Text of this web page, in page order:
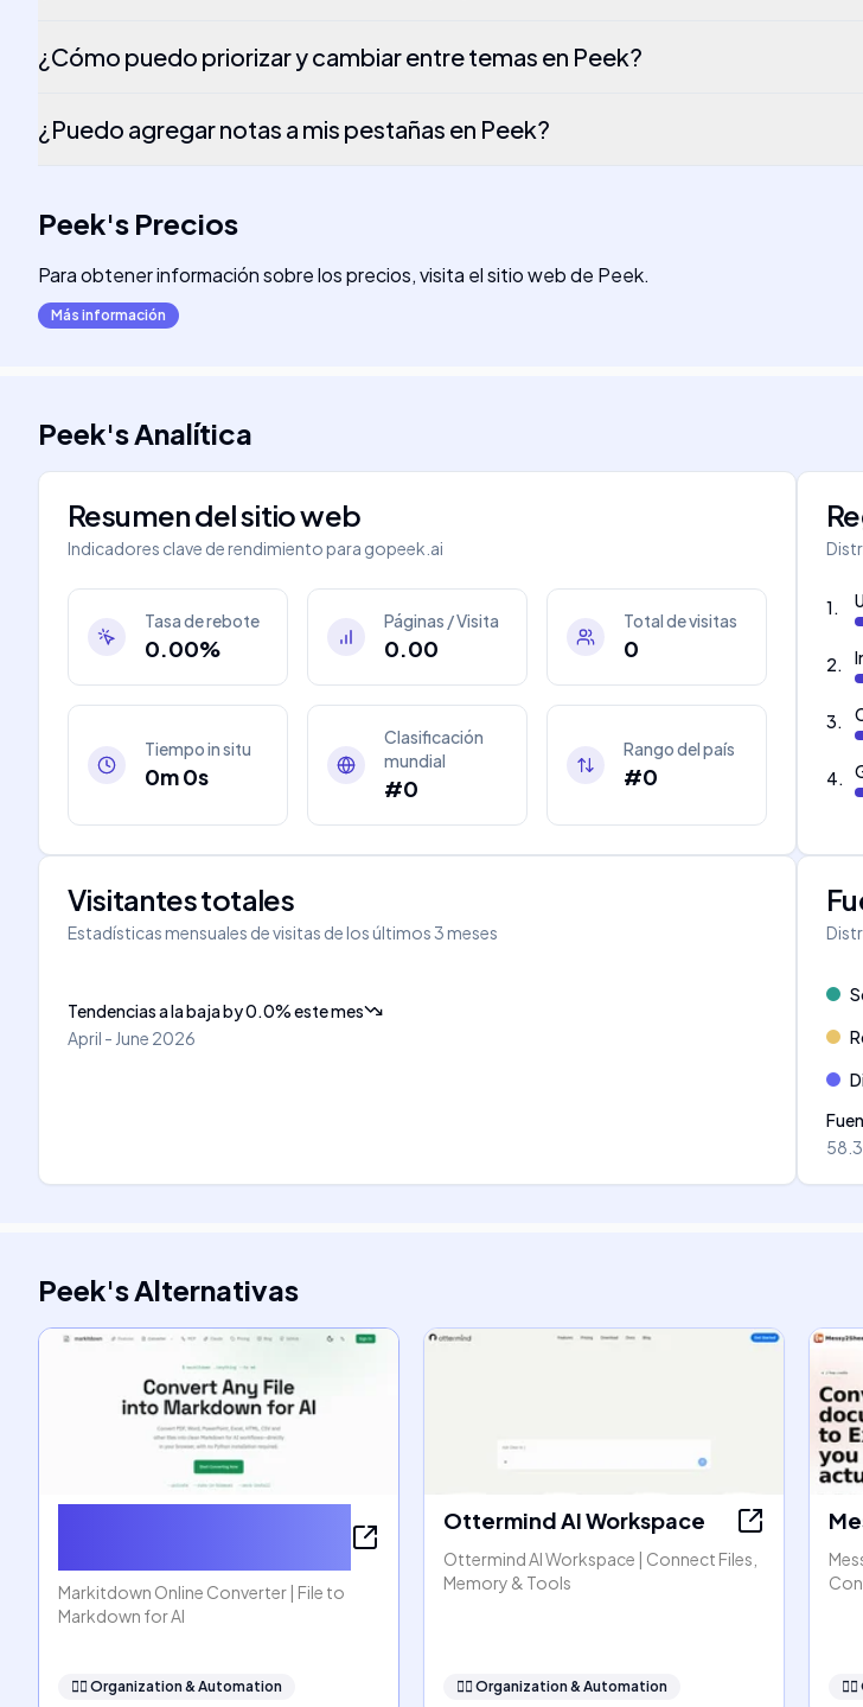
¿Cómo puedo priorizar y cambiar entre temas en Peek?
¿Puedo agregar notas a mis pestañas en Peek?
Peek's Precios
Para obtener información sobre los precios, visita el sitio web de Peek.
Más información
Peek'sAnalítica
Resumen del sitio web
Indicadores clave de rendimiento para gopeek.ai
Tasa de rebote
0.00%
Páginas / Visita
0.00
Total de visitas
0
Tiempo in situ
0m 0s
Clasificación
mundial
#0
Rango del país
#0
1.
2.
3.
4.
Visitantes totales
Estadísticas mensuales de visitas de los últimos 3 meses
Tendencias a la bajaby0.0%este mes
April - June 2026
Peek'sAlternativas
Markitdown Online Converter | File to
Markdown for AI
🧞‍♂️ Organization & Automation
Ottermind AI Workspace
Ottermind AI Workspace | Connect Files,
Memory & Tools
🧞‍♂️ Organization & Automation 🧞‍♂️